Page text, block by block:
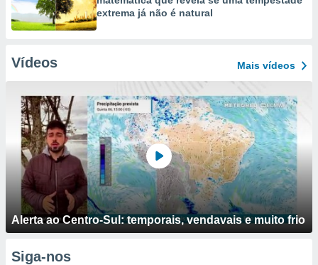
extrema já não é natural
Vídeos Mais vídeos
Alerta ao Centro-Sul: temporais, vendavais e muito frio
Siga-nos